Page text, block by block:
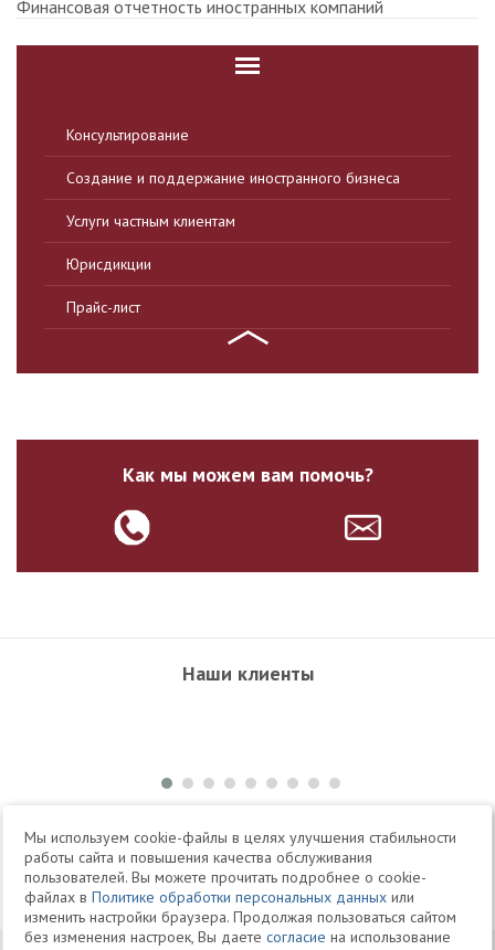
Финансовая отчетность иностранных компаний
Консультирование
Создание и поддержание иностранного бизнеса
Услуги частным клиентам
Юрисдикции
Прайс-лист
Как мы можем вам помочь?
Наши клиенты
+7 495 504-34-61
Telegram Max
Мы используем cookie-файлы в целях улучшения стабильности
работы сайта и повышения качества обслуживания
пользователей. Вы можете прочитать подробнее о cookie-
файлах вПолитике обработки персональных данных или
изменить настройки браузера. Продолжая пользоваться сайтом
без изменения настроек, Вы даетесогласие на использование